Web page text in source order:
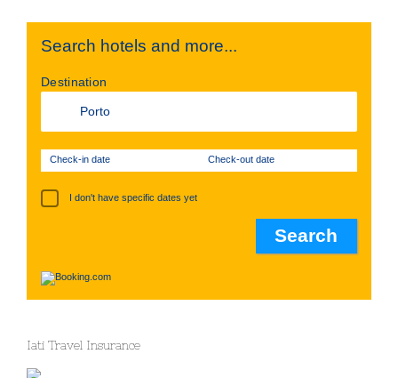
Search hotels and more...
Destination
Check-in date Check-out date
I don't have specific dates yet
Iati Travel Insurance